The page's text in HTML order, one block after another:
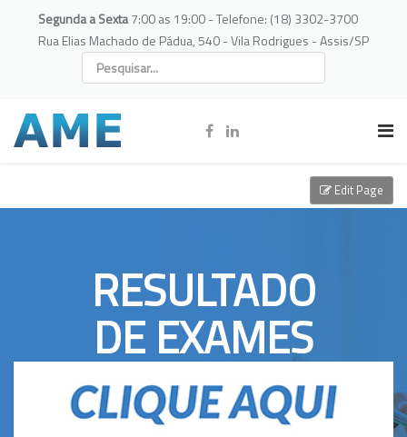
Segunda a Sexta7:00 as 19:00 - Telefone: (18) 3302-3700
Rua Elias Machado de Pádua, 540 - Vila Rodrigues - Assis/SP
RESULTADO
DE EXAMES
Edit Page